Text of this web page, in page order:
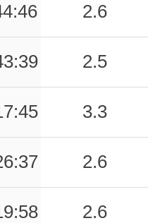
DUR
54
CMB
41
SLC1
153
2.6
2.5
3.3
2.6
2.6